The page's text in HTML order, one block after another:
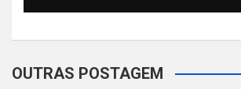
OUTRAS POSTAGEM